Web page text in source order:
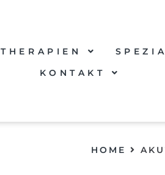
THERAPIEN
KONTAKT
HOME